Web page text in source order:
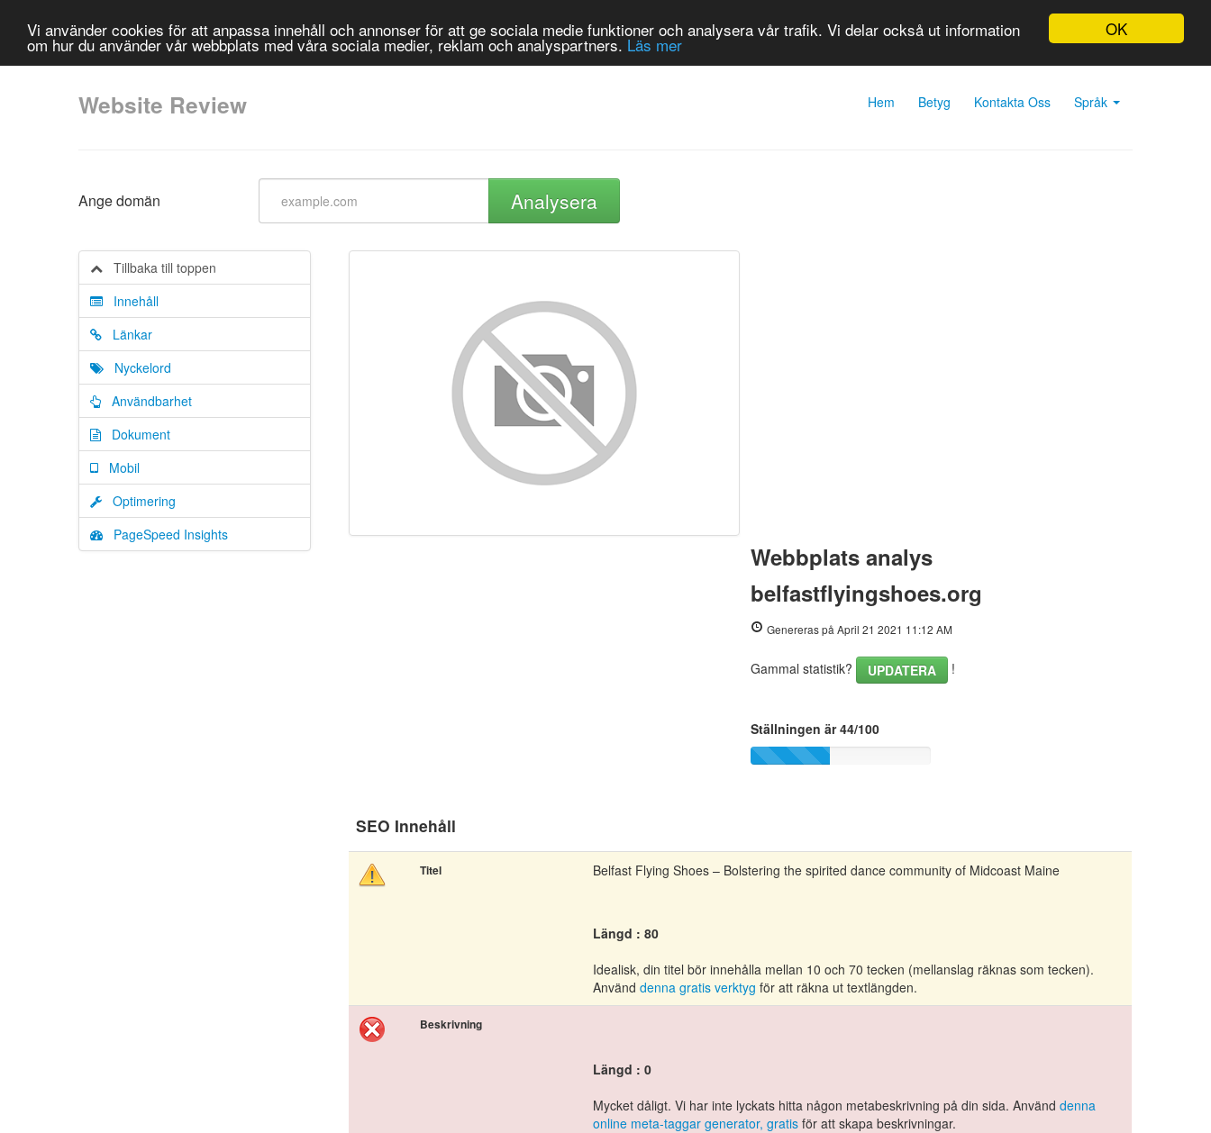
OK
Vi använder cookies för att anpassa innehåll och annonser för att ge sociala medie funktioner och analysera vår trafik. Vi delar också ut information
om hur du använder vår webbplats med våra sociala medier, reklam och analyspartners. Läs mer
Hem Betyg Kontakta Oss Språk
Website Review
Ange domän Analysera
Tillbaka till toppen
Innehåll
Länkar
Nyckelord
Användbarhet
Dokument
Mobil
Optimering
PageSpeed Insights
Webbplats analys
belfastflyingshoes.org
Genereras på April 21 2021 11:12 AM
Gammal statistik? UPDATERA !
Ställningen är 44/100
SEO Innehåll
Titel Belfast Flying Shoes – Bolstering the spirited dance community of Midcoast Maine
Längd : 80
Idealisk, din titel bör innehålla mellan 10 och 70 tecken (mellanslag räknas som tecken).
Använd denna gratis verktyg för att räkna ut textlängden.
Beskrivning
Längd : 0
Mycket dåligt. Vi har inte lyckats hitta någon metabeskrivning på din sida. Använd denna
online meta-taggar generator, gratis för att skapa beskrivningar.